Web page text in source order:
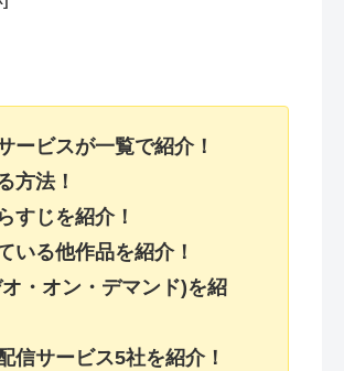
ービスが一覧で紹介！
方法！
すじを紹介！
いる他作品を紹介！
・オン・デマンド)を紹
信サービス5社を紹介！